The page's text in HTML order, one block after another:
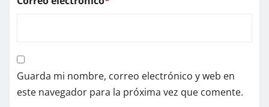
Guarda mi nombre, correo electrónico y web en
este navegador para la próxima vez que comente.